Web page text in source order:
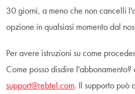
30 giorni, a meno che non cancelli
opzione in qualsiasi momento dal
Per avere istruzioni su come
Come posso disdire
support@rebtel.com. Il supporto può